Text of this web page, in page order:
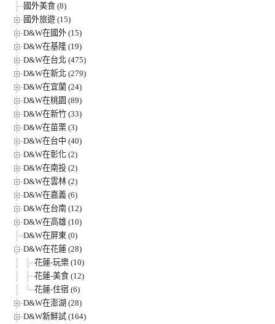
國外美食 (8)
國外旅遊 (15)
D&W在國外 (15)
D&W在基隆 (19)
D&W在台北 (475)
D&W在新北 (279)
D&W在宜蘭 (24)
D&W在桃園 (89)
D&W在新竹 (33)
D&W在苗栗 (3)
D&W在台中 (40)
D&W在彰化 (2)
D&W在南投 (2)
D&W在雲林 (2)
D&W在嘉義 (6)
D&W在台南 (12)
D&W在高雄 (10)
D&W在屏東 (0)
D&W在花蓮 (28)
花蓮-玩樂 (10)
花蓮-美食 (12)
花蓮-住宿 (6)
D&W在澎湖 (28)
D&W新鮮試 (164)